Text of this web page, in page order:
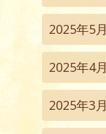
2025年5月
2025年4月
2025年3月